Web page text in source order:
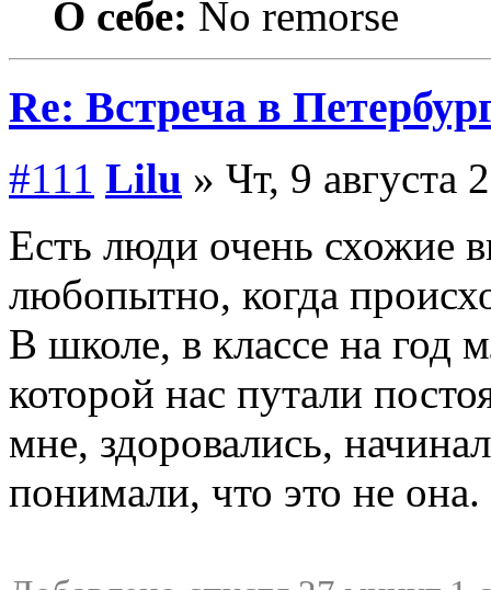
О себе: No remorse
Re: Встреча в
#111 Lilu » Чт, 9 августа
Есть люди очень схожие
любопытно, когда
В школе, в классе на год
которой нас путали
мне, здоровались,
понимали, что это не